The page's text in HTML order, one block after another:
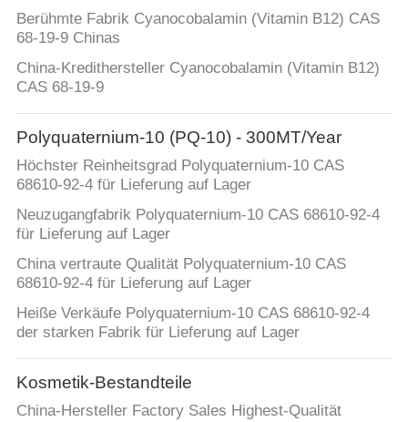
Berühmte Fabrik Cyanocobalamin (Vitamin B12) CAS
68-19-9 Chinas
China-Kredithersteller Cyanocobalamin (Vitamin B12)
CAS 68-19-9
Polyquaternium-10 (PQ-10) - 300MT/Year
Höchster Reinheitsgrad Polyquaternium-10 CAS
68610-92-4 für Lieferung auf Lager
Neuzugangfabrik Polyquaternium-10 CAS 68610-92-4
für Lieferung auf Lager
China vertraute Qualität Polyquaternium-10 CAS
68610-92-4 für Lieferung auf Lager
Heiße Verkäufe Polyquaternium-10 CAS 68610-92-4
der starken Fabrik für Lieferung auf Lager
Kosmetik-Bestandteile
China-Hersteller Factory Sales Highest-Qualität